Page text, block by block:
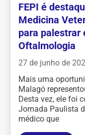
FEPI é
Medicina
para palestrar
Oftalmologia
27 de junho de
Mais uma
Malagó
Desta vez, ele foi
Jornada Paulista
médico que